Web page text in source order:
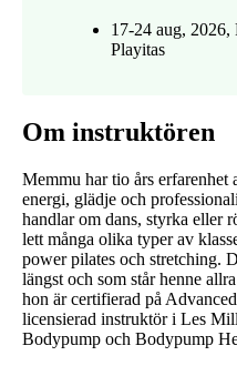
17-24 aug,
Playitas
Om instruktören
Memmu har tio års erfarenhet
energi, glädje och
handlar om dans, styrka eller
lett många olika typer av
power pilates och stretching.
längst och som står henne
hon är certifierad på
licensierad instruktör i Les
Bodypump och Bodypump